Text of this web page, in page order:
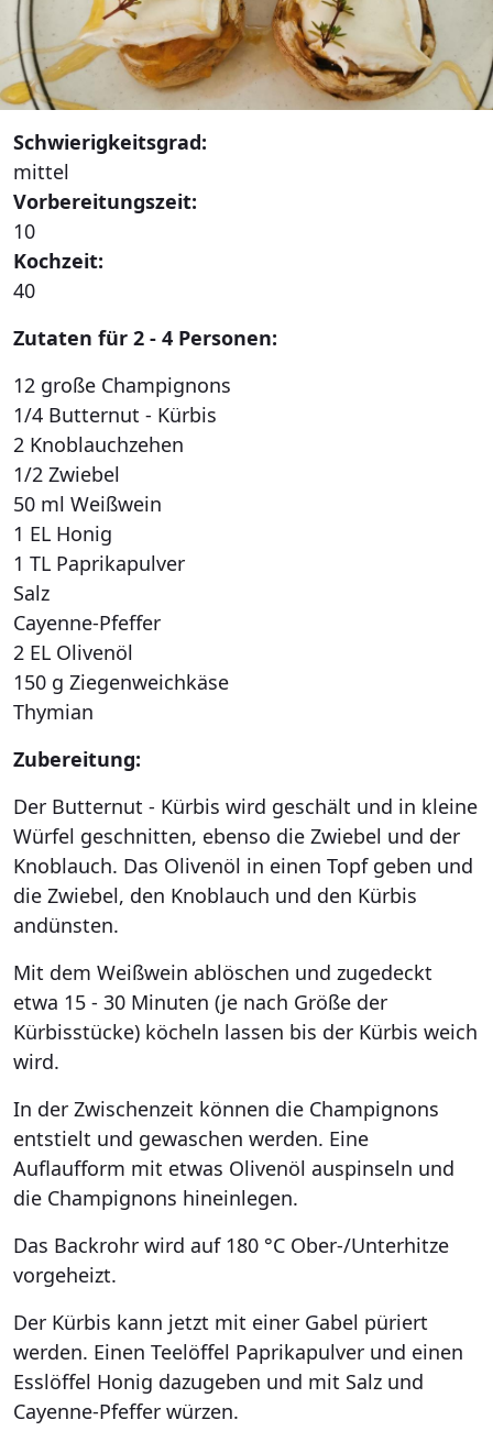
Schwierigkeitsgrad:
mittel
Vorbereitungszeit:
10
Kochzeit:
40
Zutaten für 2 - 4 Personen:
12 große Champignons
1/4 Butternut - Kürbis
2 Knoblauchzehen
1/2 Zwiebel
50 ml Weißwein
1 EL Honig
1 TL Paprikapulver
Salz
Cayenne-Pfeffer
2 EL Olivenöl
150 g Ziegenweichkäse
Thymian
Zubereitung:
Der Butternut - Kürbis wird geschält und in kleine
Würfel geschnitten, ebenso die Zwiebel und der
Knoblauch. Das Olivenöl in einen Topf geben und
die Zwiebel, den Knoblauch und den Kürbis
andünsten.
Mit dem Weißwein ablöschen und zugedeckt
etwa 15 - 30 Minuten (je nach Größe der
Kürbisstücke) köcheln lassen bis der Kürbis weich
wird.
In der Zwischenzeit können die Champignons
entstielt und gewaschen werden. Eine
Auflaufform mit etwas Olivenöl auspinseln und
die Champignons hineinlegen.
Das Backrohr wird auf 180 °C Ober-/Unterhitze
vorgeheizt.
Der Kürbis kann jetzt mit einer Gabel püriert
werden. Einen Teelöffel Paprikapulver und einen
Esslöffel Honig dazugeben und mit Salz und
Cayenne-Pfeffer würzen.